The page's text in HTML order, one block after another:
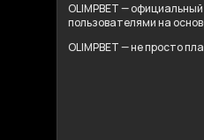
OLIMPBET —
пользователями на
OLIMPBET — не просто